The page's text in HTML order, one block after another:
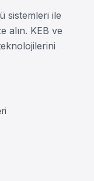
sistemleri ile
alın. KEB ve